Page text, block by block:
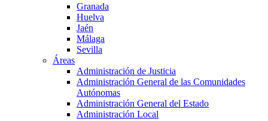
Granada
Huelva
Jaén
Málaga
Sevilla
Áreas
Administración de Justicia
Administración General de las Comunidades
Autónomas
Administración General del Estado
Administración Local